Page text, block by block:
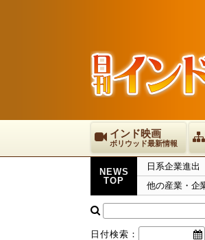
インド映画
ボリウッド最新情報
NEWS
TOP
日系企業進出
他の産業・企
日付検索：